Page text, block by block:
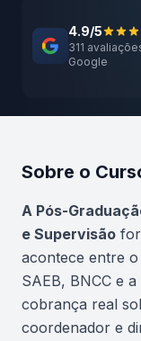
4.9/5
311
Google
Sobre o
Atualizado em
A Pós-
e Supervisão
acontece entre
SAEB, BNCC e
cobrança real
coordenador e